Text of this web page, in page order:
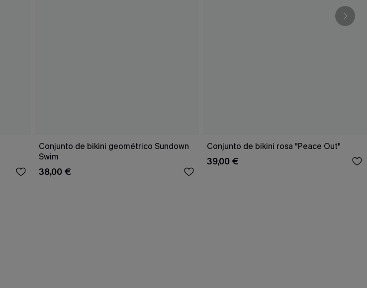
Conjunto de bikini geométrico Sundown
Swim
38,00 €
Conjunto de bikini rosa "Peace Out"
39,00 €